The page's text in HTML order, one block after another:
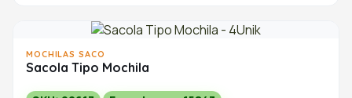
MOCHILAS SACO
Sacola Tipo Mochila